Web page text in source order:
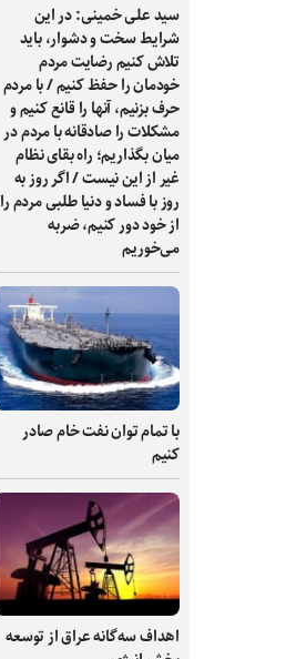
سید علی خمینی: در این
شرایط سخت و دشوار، باید
تلاش کنیم رضایت مردم
خودمان را حفظ کنیم / با مردم
حرف بزنیم، آنها را قانع کنیم و
مشکلات را صادقانه با مردم در
میان بگذاریم؛ راه بقای نظام
غیر از این نیست / اگر روز به
روز با فساد و دنیا طلبی مردم را
از خود دور کنیم، ضربه
می‌خوریم
با تمام توان نفت خام صادر
کنیم
اهداف سه‌گانه عراق از توسعه